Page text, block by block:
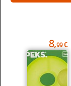
8,99 €